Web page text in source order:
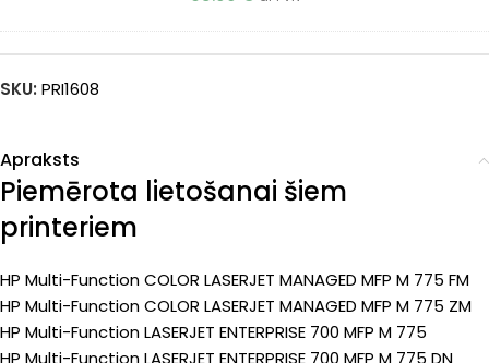
SKU: PRI1608
Apraksts
Piemērota lietošanai šiem
printeriem
HP Multi-Function COLOR LASERJET MANAGED MFP M 775 FM
HP Multi-Function COLOR LASERJET MANAGED MFP M 775 ZM
HP Multi-Function LASERJET ENTERPRISE 700 MFP M 775
HP Multi-Function LASERJET ENTERPRISE 700 MFP M 775 DN